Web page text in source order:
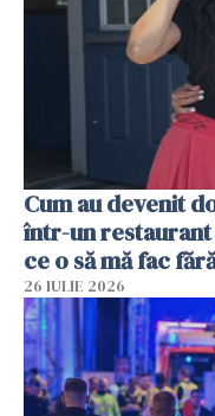
Cum au devenit
într-un restaurant
ce o să mă fac
26 IULIE 2026